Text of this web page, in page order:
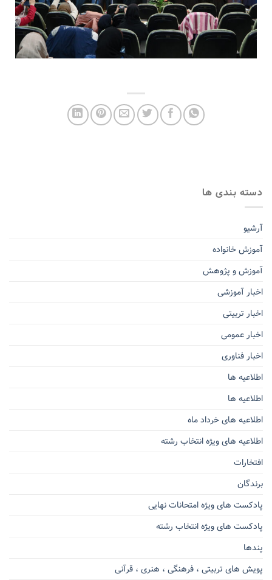
دسته بندی ها
آرشیو
آموزش خانواده
آموزش و پژوهش
اخبار آموزشی
اخبار تربیتی
اخبار عمومی
اخبار فناوری
اطلاعیه ها
اطلاعیه ها
اطلاعیه های خرداد ماه
اطلاعیه های ویژه انتخاب رشته
افتخارات
برندگان
پادکست های ویژه امتحانات نهایی
پادکست های ویژه انتخاب رشته
پندها
پویش های تربیتی ، فرهنگی ، هنری ، قرآنی